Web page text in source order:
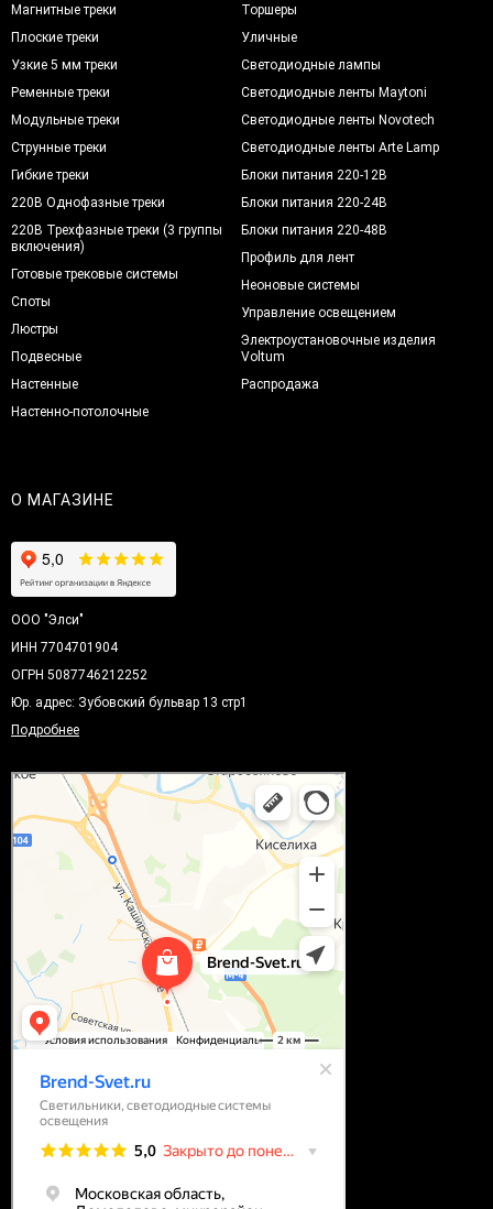
Магнитные треки
Плоские треки
Узкие 5 мм треки
Ременные треки
Модульные треки
Струнные треки
Гибкие треки
220В Однофазные треки
220В Трехфазные треки (3 группы
включения)
Готовые трековые системы
Споты
Люстры
Подвесные
Настенные
Настенно-потолочные
Торшеры
Уличные
Светодиодные лампы
Светодиодные ленты Maytoni
Светодиодные ленты Novotech
Светодиодные ленты Arte Lamp
Блоки питания 220-12В
Блоки питания 220-24В
Блоки питания 220-48В
Профиль для лент
Неоновые системы
Управление освещением
Электроустановочные изделия
Voltum
Распродажа
О МАГАЗИНЕ
ООО "Элси"
ИНН 7704701904
ОГРН 5087746212252
Юр. адрес: Зубовский бульвар 13 стр1
Подробнее